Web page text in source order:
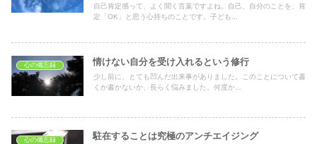
自己肯定感って、よく聞く言葉ですよね。自己、自分のことを、肯
定「OK」と思う心持ちのことです。子ども...
心の備忘録 情けない自分を受け入れるという修行
少し前に、とても凹んだ出来事がありました。このことについて書
くか書かないか、長らく悩みました。何度か...
心の備忘録 駐在することは究極のアンチエイジング